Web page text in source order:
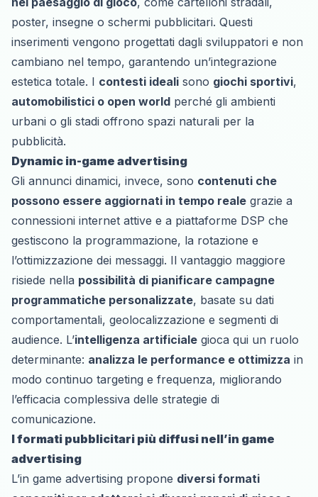
poster, insegne o schermi pubblicitari. Questi
inserimenti vengono progettati dagli sviluppatori e non
cambiano nel tempo, garantendo un’integrazione
estetica totale. I contesti ideali sono giochi sportivi,
automobilistici o open world perché gli ambienti
urbani o gli stadi offrono spazi naturali per la
pubblicità.
Dynamic in-game advertising
Gli annunci dinamici, invece, sono contenuti che
possono essere aggiornati in tempo reale grazie a
connessioni internet attive e a piattaforme DSP che
gestiscono la programmazione, la rotazione e
l’ottimizzazione dei messaggi. Il vantaggio maggiore
risiede nella possibilità di pianificare campagne
programmatiche personalizzate, basate su dati
comportamentali, geolocalizzazione e segmenti di
audience. L’intelligenza artificiale gioca qui un ruolo
determinante: analizza le performance e ottimizza in
modo continuo targeting e frequenza, migliorando
l’efficacia complessiva delle strategie di
comunicazione.
I formati pubblicitari più diffusi nell’in game
advertising
L’in game advertising propone diversi formati